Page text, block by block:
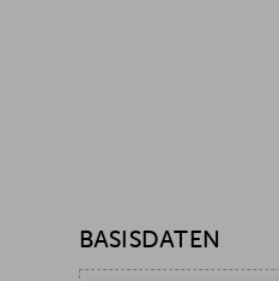
BASISDATEN